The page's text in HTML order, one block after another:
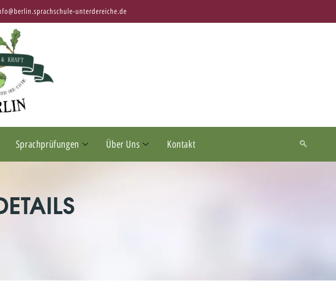
unterdereiche.de
Sprachprüfungen Über Uns Kontakt